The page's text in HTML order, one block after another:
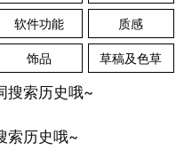
软件功能 质感
饰品 草稿及色草
搜索历史哦~
索历史哦~